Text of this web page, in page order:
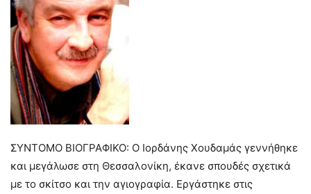
ΣΥΝΤΟΜΟ ΒΙΟΓΡΑΦΙΚΟ: Ο Ιορδάνης Χουδαμάς γεννήθηκε
και μεγάλωσε στη Θεσσαλονίκη, έκανε σπουδές σχετικά
με το σκίτσο και την αγιογραφία. Εργάστηκε στις